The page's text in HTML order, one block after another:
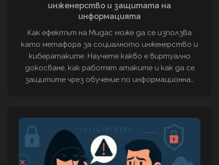
инженерство и защитата на
информацията
Как ефектът на Мидас може да се използва
като метафора за социалното инженерство и
кибератаките. Научете какво е виртуално
докосване, как работят атаките и как да се
защитите чрез обучение по информационна…